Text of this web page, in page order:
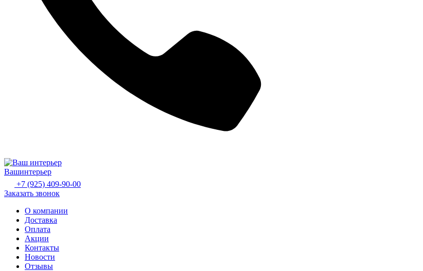
Вашинтерьер
+7 (925) 409-90-00
Заказать звонок
О компании
Доставка
Оплата
Акции
Контакты
Новости
Отзывы